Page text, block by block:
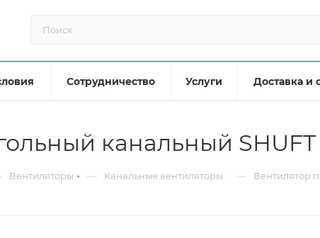
Сотрудничество Услуги Доставка и
канальный SHUFT
Вентиляторы — Канальные вентиляторы — Вентилятор